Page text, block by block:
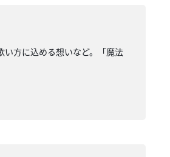
方に込める想いなど。「魔法